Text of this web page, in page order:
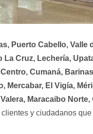
Puerto Cabello, Valle
Cruz, Lechería,
Cumaná,
Mercabar, El Vigía,
Maracaibo Norte,
y ciudadanos